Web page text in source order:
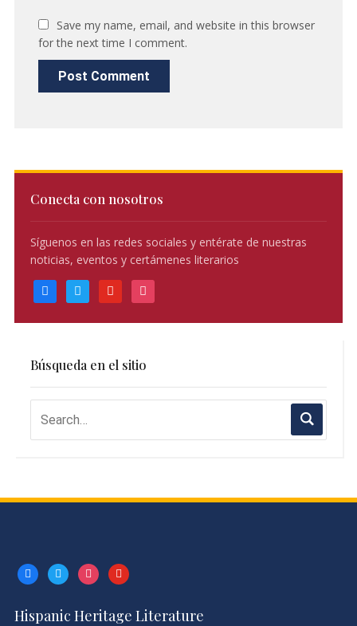
Conecta con nosotros
Síguenos en las redes sociales y entérate de nuestras
noticias, eventos y certámenes literarios
facebooktwitter youtube instagram
Búsqueda en el sitio
Save my name, email, and website in this browser
for the next time I comment.
facebooktwitterinstagramyoutube
Hispanic Heritage Literature